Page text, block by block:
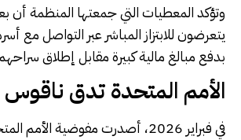
وتؤكد المعطيات التي جمعتها المنظمة
يتعرضون للابتزاز المباشر عبر التواصل مع
بدفع مبالغ مالية كبيرة مقابل إطلاق
الأمم المتحدة تدق ناقوس
في فبراير 2026، أصدرت مفوضية